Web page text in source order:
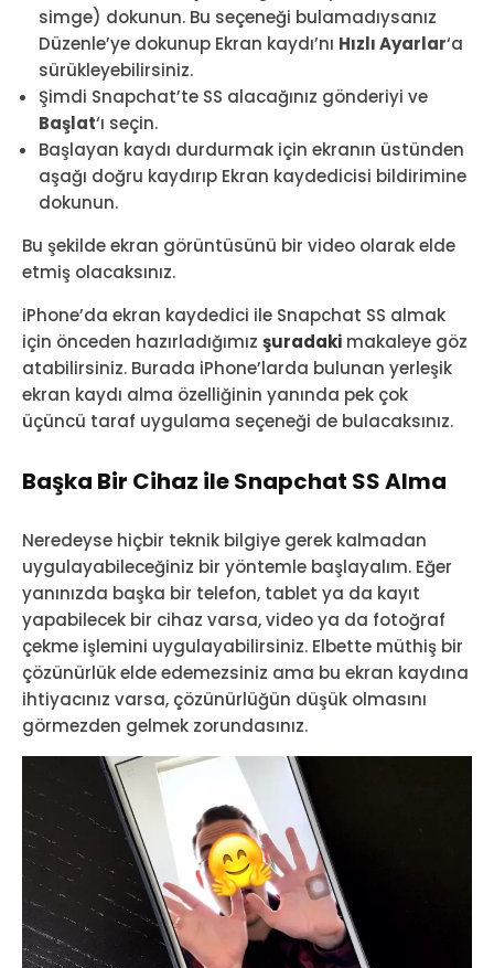
simge) dokunun. Bu seçeneği bulamadıysanız
Düzenle’ye dokunup Ekran kaydı’nı Hızlı Ayarlar‘a
sürükleyebilirsiniz.
Şimdi Snapchat’te SS alacağınız gönderiyi ve
Başlat‘ı seçin.
Başlayan kaydı durdurmak için ekranın üstünden
aşağı doğru kaydırıp Ekran kaydedicisi bildirimine
dokunun.
Bu şekilde ekran görüntüsünü bir video olarak elde
etmiş olacaksınız.
iPhone’da ekran kaydedici ile Snapchat SS almak
için önceden hazırladığımız şuradaki makaleye göz
atabilirsiniz. Burada iPhone’larda bulunan yerleşik
ekran kaydı alma özelliğinin yanında pek çok
üçüncü taraf uygulama seçeneği de bulacaksınız.
Başka Bir Cihaz ile Snapchat SS Alma
Neredeyse hiçbir teknik bilgiye gerek kalmadan
uygulayabileceğiniz bir yöntemle başlayalım. Eğer
yanınızda başka bir telefon, tablet ya da kayıt
yapabilecek bir cihaz varsa, video ya da fotoğraf
çekme işlemini uygulayabilirsiniz. Elbette müthiş bir
çözünürlük elde edemezsiniz ama bu ekran kaydına
ihtiyacınız varsa, çözünürlüğün düşük olmasını
görmezden gelmek zorundasınız.